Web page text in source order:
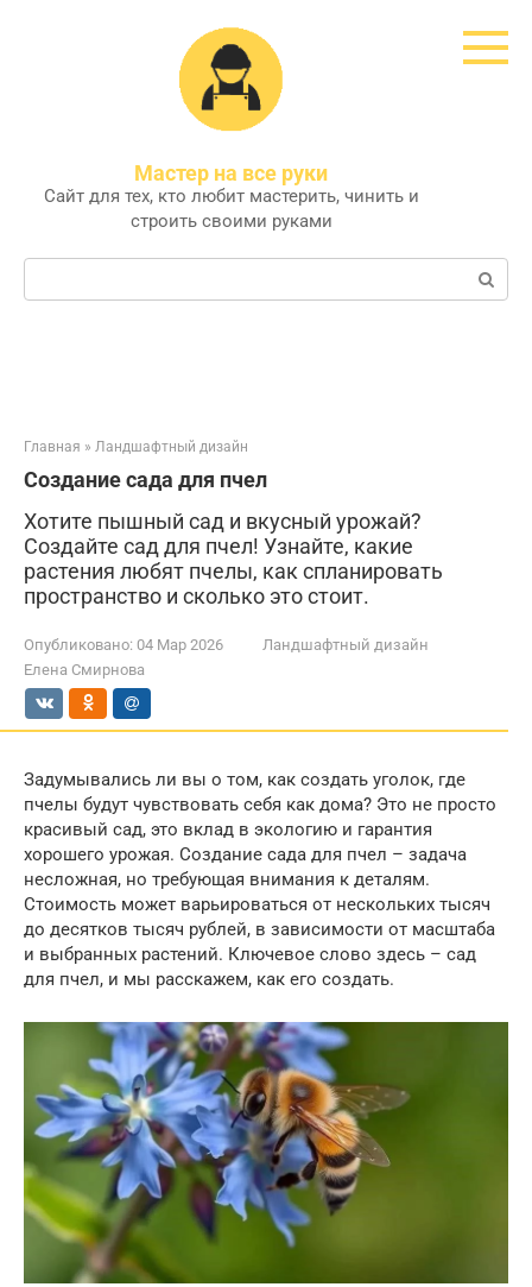
Мастер на все руки
Сайт для тех, кто любит мастерить, чинить и
строить своими руками
Поиск:
Главная » Ландшафтный дизайн
Создание сада для пчел
Хотите пышный сад и вкусный урожай?
Создайте сад для пчел! Узнайте, какие
растения любят пчелы, как спланировать
пространство и сколько это стоит.
Опубликовано: 04 Мар 2026
Ландшафтный дизайн
Елена Смирнова
Задумывались ли вы о том, как создать уголок, где
пчелы будут чувствовать себя как дома? Это не просто
красивый сад, это вклад в экологию и гарантия
хорошего урожая. Создание сада для пчел – задача
несложная, но требующая внимания к деталям.
Стоимость может варьироваться от нескольких тысяч
до десятков тысяч рублей, в зависимости от масштаба
и выбранных растений. Ключевое слово здесь – сад
для пчел, и мы расскажем, как его создать.